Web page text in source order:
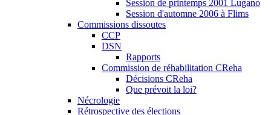
Session de printemps 2001 Lugano
Session d'automne 2006 à Flims
Commissions dissoutes
CCP
DSN
Rapports
Commission de réhabilitation CReha
Décisions CReha
Que prévoit la loi?
Nécrologie
Rétrospective des élections